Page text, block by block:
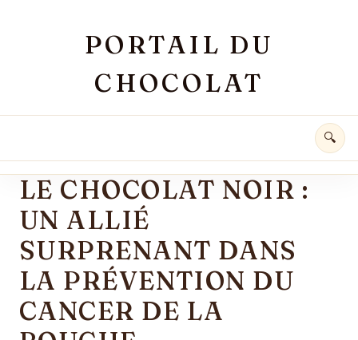
PORTAIL DU
CHOCOLAT
🔍
LE CHOCOLAT NOIR :
UN ALLIÉ
SURPRENANT DANS
LA PRÉVENTION DU
CANCER DE LA